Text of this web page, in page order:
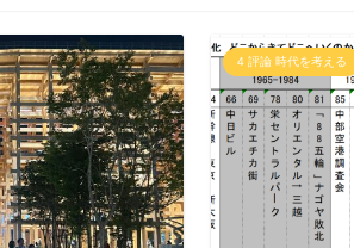
4 評論 時代を考える